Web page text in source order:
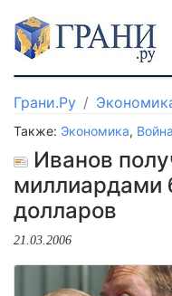
Грани.Ру
Также: Экономика, Война
Иванов
долларов
21.03.2006